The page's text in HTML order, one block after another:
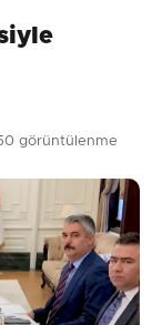
görüntülenme